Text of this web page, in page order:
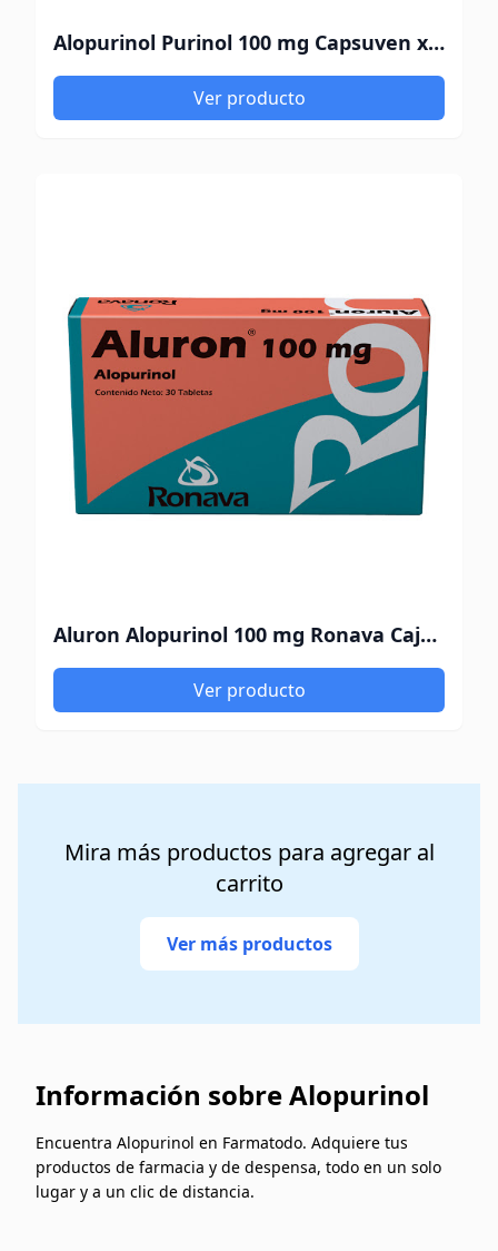
Alopurinol Purinol 100 mg Capsuven x 10 Tabletas
Ver producto
Aluron Alopurinol 100 mg Ronava Caja x 30 Tabletas
Ver producto
Mira más productos para agregar al
carrito
Ver más productos
Información sobre Alopurinol
Encuentra Alopurinol en Farmatodo. Adquiere tus
productos de farmacia y de despensa, todo en un solo
lugar y a un clic de distancia.